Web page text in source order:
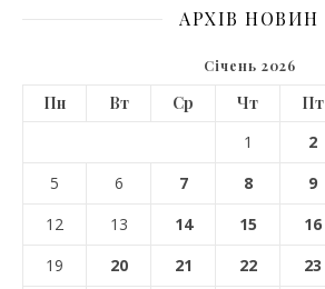
АРХІВ НОВИН
Січень 2026
Пн Вт Ср Чт Пт
1
2
5
6 7 8 9
12
13 14 15 16
19
20 21 22 23